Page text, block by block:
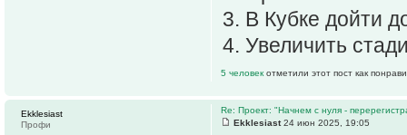
3. В Кубке дойти
4. Увеличить
5 человек отметили этот пост как
Re: Проект: "Начнем с нуля -
Ekklesiast24 июн 2025, 19:05
Ekklesiast
Профи